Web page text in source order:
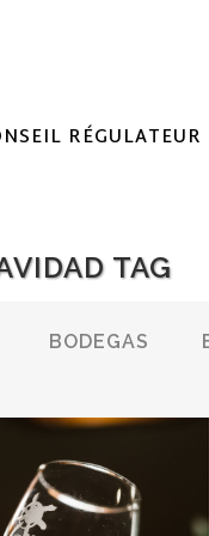
RÉGULATEUR
TAG
BODEGAS